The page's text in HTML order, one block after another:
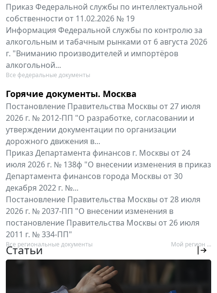
Приказ Федеральной службы по интеллектуальной
собственности от 11.02.2026 № 19
Информация Федеральной службы по контролю за
алкогольным и табачным рынками от 6 августа 2026
г. "Вниманию производителей и импортёров
алкогольной...
Все федеральные документы
Горячие документы. Москва
Постановление Правительства Москвы от 27 июля
2026 г. № 2012-ПП "О разработке, согласовании и
утверждении документации по организации
дорожного движения в...
Приказ Департамента финансов г. Москвы от 24
июля 2026 г. № 138ф "О внесении изменения в приказ
Департамента финансов города Москвы от 30
декабря 2022 г. №...
Постановление Правительства Москвы от 28 июля
2026 г. № 2037-ПП "О внесении изменения в
постановление Правительства Москвы от 26 июля
2011 г. № 334-ПП"
Все региональные документы Мой регион ...
Статьи